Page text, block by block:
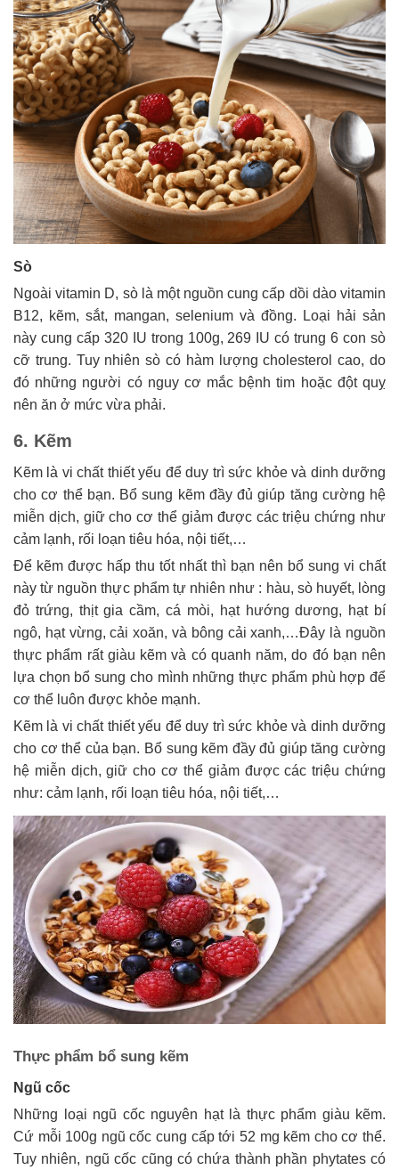
Sò
Ngoài vitamin D, sò là một nguồn cung cấp dồi dào vitamin
B12, kẽm, sắt, mangan, selenium và đồng. Loại hải sản
này cung cấp 320 IU trong 100g, 269 IU có trung 6 con sò
cỡ trung. Tuy nhiên sò có hàm lượng cholesterol cao, do
đó những người có nguy cơ mắc bệnh tim hoặc đột quỵ
nên ăn ở mức vừa phải.
6. Kẽm
Kẽm là vi chất thiết yếu để duy trì sức khỏe và dinh dưỡng
cho cơ thể bạn. Bổ sung kẽm đầy đủ giúp tăng cường hệ
miễn dịch, giữ cho cơ thể giảm được các triệu chứng như
cảm lạnh, rối loạn tiêu hóa, nội tiết,…
Để kẽm được hấp thu tốt nhất thì bạn nên bổ sung vi chất
này từ nguồn thực phẩm tự nhiên như : hàu, sò huyết, lòng
đỏ trứng, thịt gia cầm, cá mòi, hạt hướng dương, hạt bí
ngô, hạt vừng, cải xoăn, và bông cải xanh,…Đây là nguồn
thực phẩm rất giàu kẽm và có quanh năm, do đó bạn nên
lựa chọn bổ sung cho mình những thực phẩm phù hợp để
cơ thể luôn được khỏe mạnh.
Kẽm là vi chất thiết yếu để duy trì sức khỏe và dinh dưỡng
cho cơ thể của bạn. Bổ sung kẽm đầy đủ giúp tăng cường
hệ miễn dịch, giữ cho cơ thể giảm được các triệu chứng
như: cảm lạnh, rối loạn tiêu hóa, nội tiết,…
Thực phẩm bổ sung kẽm
Ngũ cốc
Những loại ngũ cốc nguyên hạt là thực phẩm giàu kẽm.
Cứ mỗi 100g ngũ cốc cung cấp tới 52 mg kẽm cho cơ thể.
Tuy nhiên, ngũ cốc cũng có chứa thành phần phytates có